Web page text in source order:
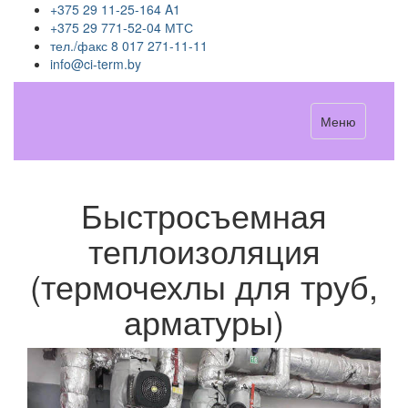
+375 29 11-25-164 A1
+375 29 771-52-04 МТС
тел./факс 8 017 271-11-11
info@ci-term.by
Меню
Быстросъемная
теплоизоляция
(термочехлы для труб,
арматуры)